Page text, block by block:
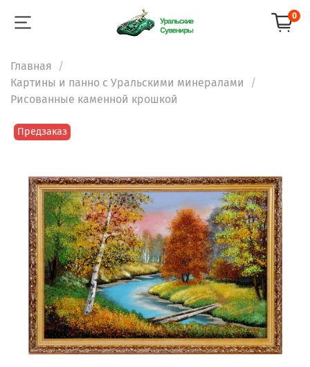
0
Главная
Картины и панно с Уральскими минералами
Рисованные каменной крошкой
Предзаказ